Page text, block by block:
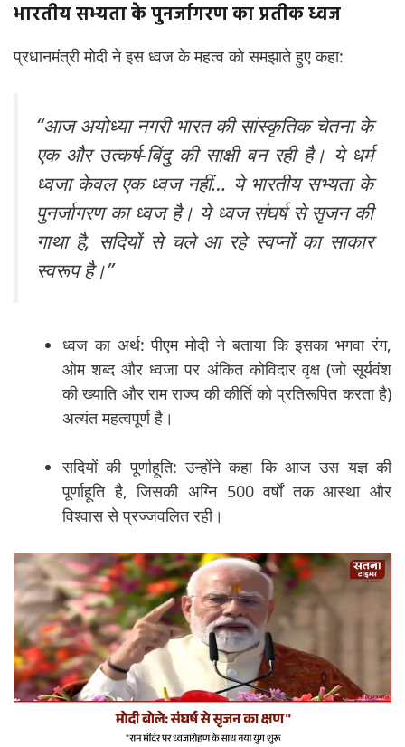
भारतीय सभ्यता के पुनर्जागरण का प्रतीक ध्वज
प्रधानमंत्री मोदी ने इस ध्वज के महत्व को समझाते हुए कहा:
“आज अयोध्या नगरी भारत की सांस्कृतिक चेतना के
एक और उत्कर्ष-बिंदु की साक्षी बन रही है। ये धर्म
ध्वजा केवल एक ध्वज नहीं… ये भारतीय सभ्यता के
पुनर्जागरण का ध्वज है। ये ध्वज संघर्ष से सृजन की
गाथा है, सदियों से चले आ रहे स्वप्नों का साकार
स्वरूप है।”
ध्वज का अर्थ: पीएम मोदी ने बताया कि इसका भगवा रंग,
ओम शब्द और ध्वजा पर अंकित कोविदार वृक्ष (जो सूर्यवंश
की ख्याति और राम राज्य की कीर्ति को प्रतिरूपित करता है)
अत्यंत महत्वपूर्ण है।
सदियों की पूर्णाहूति: उन्होंने कहा कि आज उस यज्ञ की
पूर्णाहूति है, जिसकी अग्नि 500 वर्षों तक आस्था और
विश्वास से प्रज्जवलित रही।